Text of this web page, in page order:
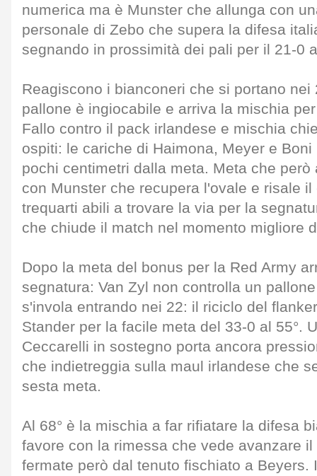
numerica ma è Munster che allunga con
personale di Zebo che supera la difesa
segnando in prossimità dei pali per il 21-0
Reagiscono i bianconeri che si portano
pallone è ingiocabile e arriva la mischia
Fallo contro il pack irlandese e mischia
ospiti: le cariche di Haimona, Meyer e
pochi centimetri dalla meta. Meta che
con Munster che recupera l'ovale e risale
trequarti abili a trovare la via per la
che chiude il match nel momento migliore
Dopo la meta del bonus per la Red Army
segnatura: Van Zyl non controlla un
s'invola entrando nei 22: il riciclo del
Stander per la facile meta del 33-0 al 55°.
Ceccarelli in sostegno porta ancora
che indietreggia sulla maul irlandese che
sesta meta.
Al 68° è la mischia a far rifiatare la difesa
favore con la rimessa che vede avanzare
fermate però dal tenuto fischiato a Beyers.